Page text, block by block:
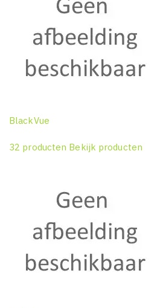
BlackVue
32 producten Bekijk producten